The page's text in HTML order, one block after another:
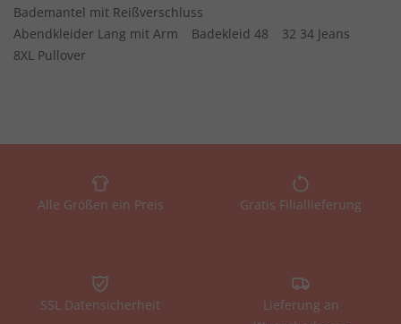
Bademantel mit Reißverschluss
Abendkleider Lang mit Arm
Badekleid 48
32 34 Jeans
8XL Pullover
Alle Größen ein Preis Gratis Filiallieferung
SSL Datensicherheit
Lieferung an